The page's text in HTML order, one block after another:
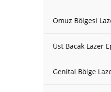
Omuz Bölgesi
Üst Bacak Lazer
Genital Bölge